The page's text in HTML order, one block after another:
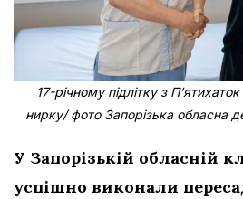
17-річному підлітку з
нирку/ фото Запорізька обласна
У Запорізькій обласній
успішно виконали